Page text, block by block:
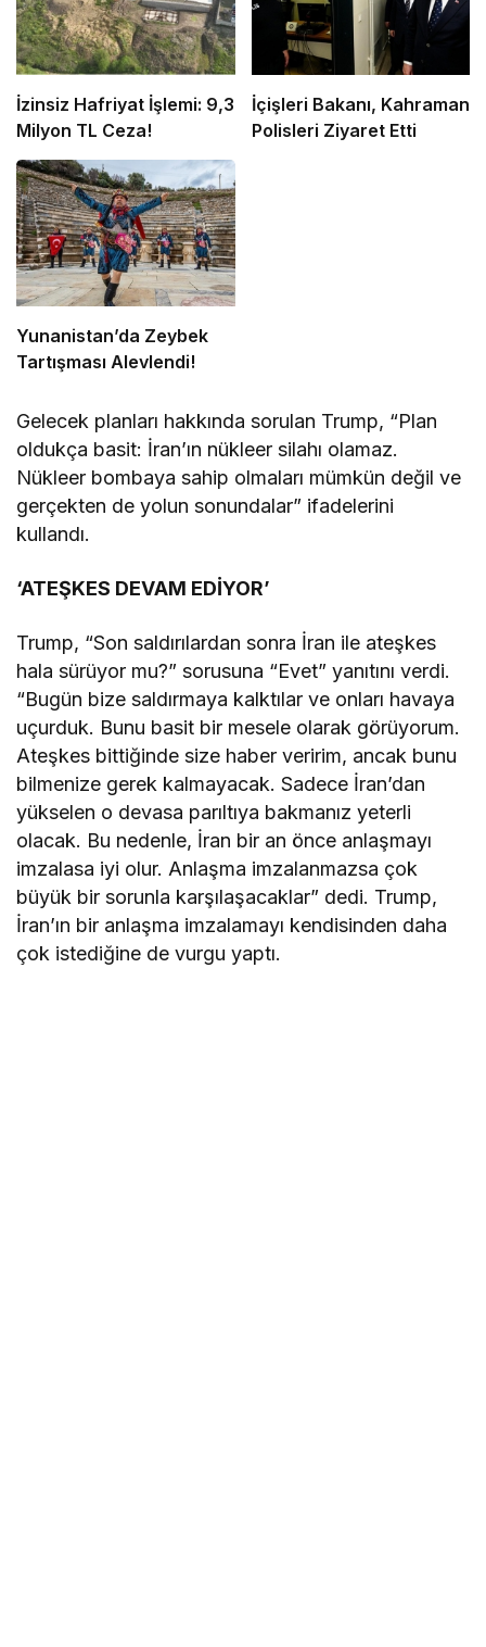
İzinsiz Hafriyat İşlemi: 9,3
Milyon TL Ceza!
İçişleri Bakanı, Kahraman
Polisleri Ziyaret Etti
Yunanistan’da Zeybek
Tartışması Alevlendi!
Gelecek planları hakkında sorulan Trump, “Plan
oldukça basit: İran’ın nükleer silahı olamaz.
Nükleer bombaya sahip olmaları mümkün değil ve
gerçekten de yolun sonundalar” ifadelerini
kullandı.
‘ATEŞKES DEVAM EDİYOR’
Trump, “Son saldırılardan sonra İran ile ateşkes
hala sürüyor mu?” sorusuna “Evet” yanıtını verdi.
“Bugün bize saldırmaya kalktılar ve onları havaya
uçurduk. Bunu basit bir mesele olarak görüyorum.
Ateşkes bittiğinde size haber veririm, ancak bunu
bilmenize gerek kalmayacak. Sadece İran’dan
yükselen o devasa parıltıya bakmanız yeterli
olacak. Bu nedenle, İran bir an önce anlaşmayı
imzalasa iyi olur. Anlaşma imzalanmazsa çok
büyük bir sorunla karşılaşacaklar” dedi. Trump,
İran’ın bir anlaşma imzalamayı kendisinden daha
çok istediğine de vurgu yaptı.